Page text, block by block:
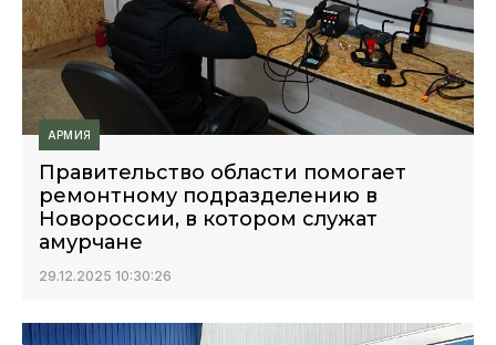
АРМИЯ
Правительство области помогает
ремонтному подразделению в
Новороссии, в котором служат
амурчане
29.12.2025 10:30:26